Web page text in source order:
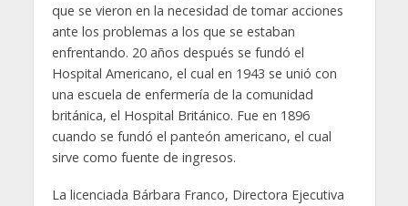
que se vieron en la necesidad de tomar acciones
ante los problemas a los que se estaban
enfrentando. 20 años después se fundó el
Hospital Americano, el cual en 1943 se unió con
una escuela de enfermería de la comunidad
británica, el Hospital Británico. Fue en 1896
cuando se fundó el panteón americano, el cual
sirve como fuente de ingresos.
La licenciada Bárbara Franco, Directora Ejecutiva